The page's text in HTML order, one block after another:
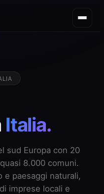
Italia.
sud Europa con 20
8.000 comuni.
e paesaggi naturali,
imprese locali e